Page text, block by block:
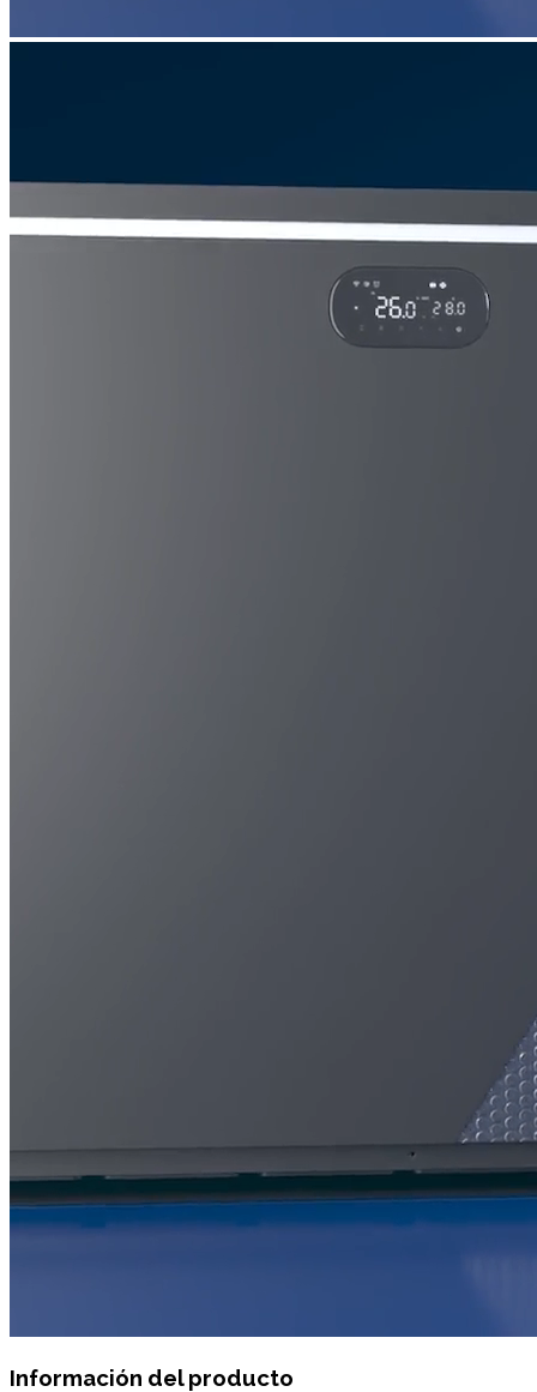
Información del producto